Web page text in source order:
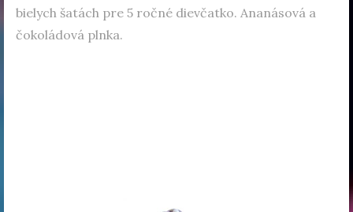
bielych šatách pre 5 ročné dievčatko. Ananásová a
čokoládová plnka.